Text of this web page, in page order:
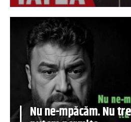
Nu ne-mpăcăm. Nu